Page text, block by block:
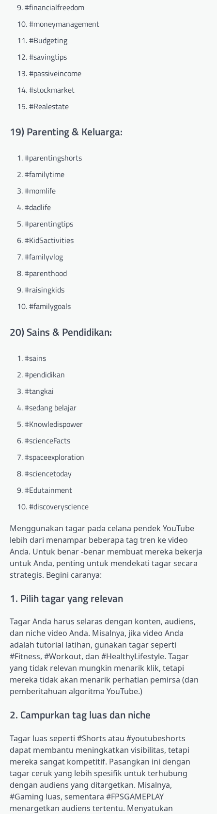
#financialfreedom
#moneymanagement
#Budgeting
#savingtips
#passiveincome
#stockmarket
#Realestate
19) Parenting & Keluarga:
#parentingshorts
#familytime
#momlife
#dadlife
#parentingtips
#KidSactivities
#familyvlog
#parenthood
#raisingkids
#familygoals
20) Sains & Pendidikan:
#sains
#pendidikan
#tangkai
#sedang belajar
#Knowledispower
#scienceFacts
#spaceexploration
#sciencetoday
#Edutainment
#discoveryscience
Menggunakan tagar pada celana pendek YouTube
lebih dari menampar beberapa tag tren ke video
Anda. Untuk benar -benar membuat mereka bekerja
untuk Anda, penting untuk mendekati tagar secara
strategis. Begini caranya:
1. Pilih tagar yang relevan
Tagar Anda harus selaras dengan konten, audiens,
dan niche video Anda. Misalnya, jika video Anda
adalah tutorial latihan, gunakan tagar seperti
#Fitness, #Workout, dan #HealthyLifestyle. Tagar
yang tidak relevan mungkin menarik klik, tetapi
mereka tidak akan menarik perhatian pemirsa (dan
pemberitahuan algoritma YouTube.)
2. Campurkan tag luas dan niche
Tagar luas seperti #Shorts atau #youtubeshorts
dapat membantu meningkatkan visibilitas, tetapi
mereka sangat kompetitif. Pasangkan ini dengan
tagar ceruk yang lebih spesifik untuk terhubung
dengan audiens yang ditargetkan. Misalnya,
#Gaming luas, sementara #FPSGAMEPLAY
menargetkan audiens tertentu. Menyatukan